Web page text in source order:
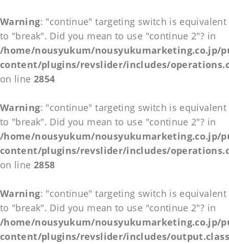
Warning: "continue" targeting switch is equivalent
to "break". Did you mean to use "continue 2"? in
/home/nousyukum/nousyukumarketing.co.jp/
content/plugins/revslider/includes/
on line 2854
Warning: "continue" targeting switch is equivalent
to "break". Did you mean to use "continue 2"? in
/home/nousyukum/nousyukumarketing.co.jp/
content/plugins/revslider/includes/
on line 2858
Warning: "continue" targeting switch is equivalent
to "break". Did you mean to use "continue 2"? in
/home/nousyukum/nousyukumarketing.co.jp/
content/plugins/revslider/includes/